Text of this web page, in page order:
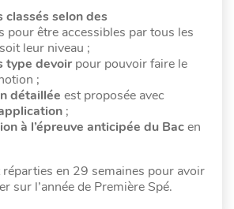
classés selon des
pour être accessibles par tous les
leur niveau ;
type devoirpour pouvoir faire le
;
détaillée est proposée avec
;
à l’épreuve anticipée du Bacen
en 29 semaines pour avoir
sur l’année de Première Spé.